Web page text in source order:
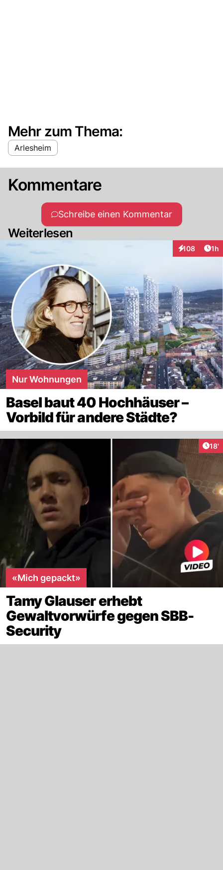
Mehr zum Thema:
Arlesheim
Kommentare
Schreibe einen Kommentar
Weiterlesen
108
Interaktionen
1h
Nur Wohnungen
Basel baut 40 Hochhäuser –
Vorbild für andere Städte?
18'
«Mich gepackt»
Tamy Glauser erhebt
Gewaltvorwürfe gegen SBB-
Security